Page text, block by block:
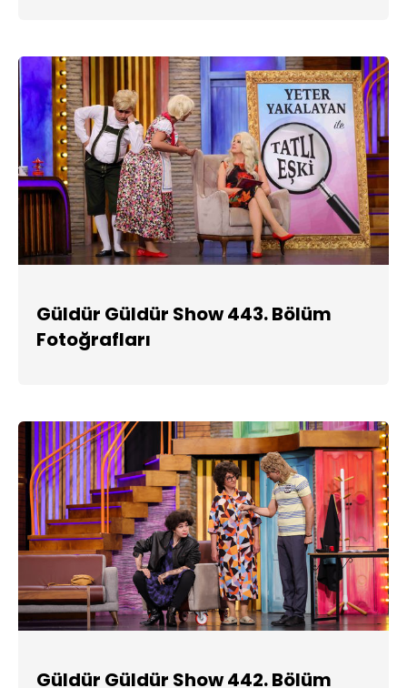
Güldür Güldür Show 443. Bölüm
Fotoğrafları
Güldür Güldür Show 442. Bölüm